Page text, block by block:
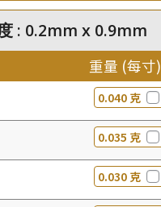
: 0.2mm x 0.9mm
重量 (每寸)
0.040 克
0.035 克
0.030 克